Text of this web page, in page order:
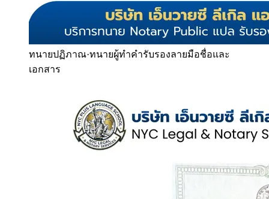
ทนายปฏิภาณ·ทนายผู้ทำคำรับรองลายมือชื่อและ
เอกสาร